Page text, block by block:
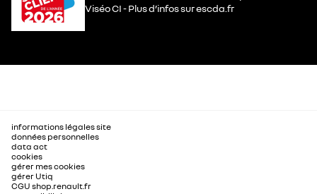
Viséo CI - Plus d’infos sur escda.fr
informations légales site
données personnelles
data act
cookies
gérer mes cookies
gérer Utiq
CGU shop.renault.fr